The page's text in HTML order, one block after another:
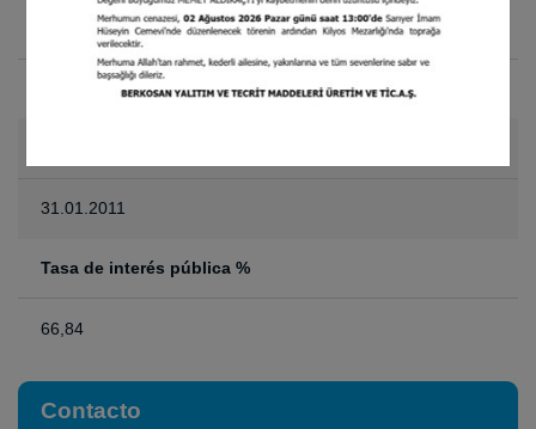
Fecha de la primera transacción en BIST
04.02.2011
31.01.2011
Tasa de interés pública %
66,84
Contacto